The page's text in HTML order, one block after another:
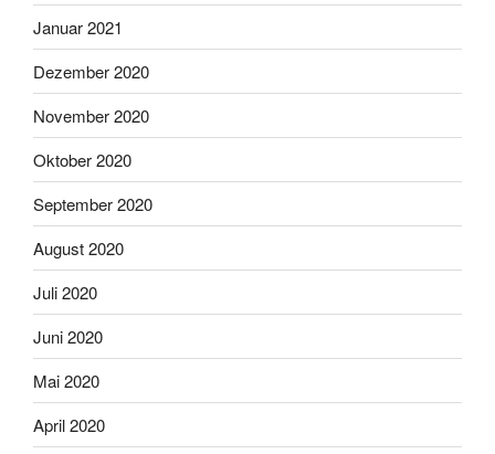
Januar 2021
Dezember 2020
November 2020
Oktober 2020
September 2020
August 2020
Juli 2020
Juni 2020
Mai 2020
April 2020